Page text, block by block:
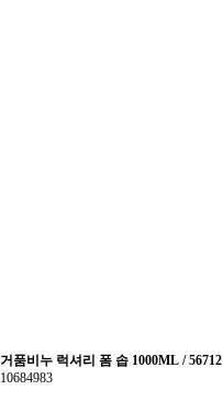
거품비누 럭셔리 폼 솝 1000ML / 56712
10684983